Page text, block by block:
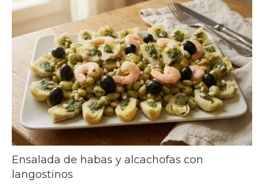
Ensalada de habas y alcachofas con
langostinos